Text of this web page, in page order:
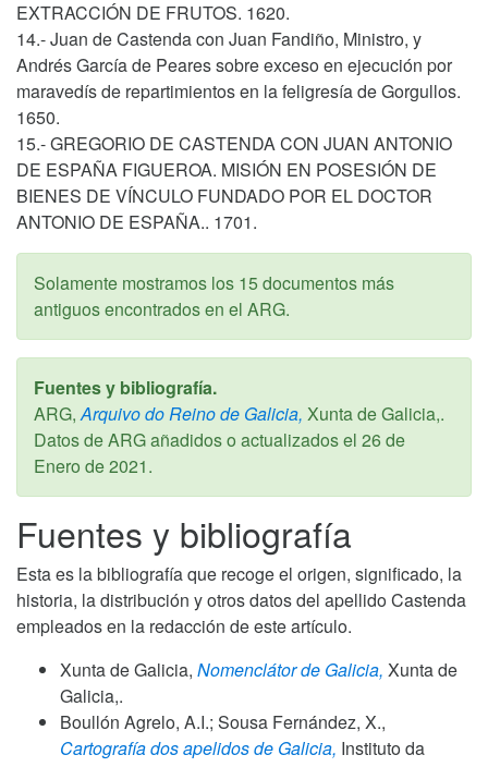
EXTRACCIÓN DE FRUTOS. 1620.
14.- Juan de Castenda con Juan Fandiño, Ministro, y
Andrés García de Peares sobre exceso en ejecución por
maravedís de repartimientos en la feligresía de Gorgullos.
1650.
15.- GREGORIO DE CASTENDA CON JUAN ANTONIO
DE ESPAÑA FIGUEROA. MISIÓN EN POSESIÓN DE
BIENES DE VÍNCULO FUNDADO POR EL DOCTOR
ANTONIO DE ESPAÑA.. 1701.
Solamente mostramos los 15 documentos más
antiguos encontrados en el ARG.
Fuentes y bibliografía.
ARG, Arquivo do Reino de Galicia, Xunta de Galicia,.
Datos de ARG añadidos o actualizados el 26 de
Enero de 2021.
Fuentes y bibliografía
Esta es la bibliografía que recoge el origen, significado, la
historia, la distribución y otros datos del apellido Castenda
empleados en la redacción de este artículo.
Xunta de Galicia, Nomenclátor de Galicia, Xunta de
Galicia,.
Boullón Agrelo, A.I.; Sousa Fernández, X.,
Cartografía dos apelidos de Galicia, Instituto da